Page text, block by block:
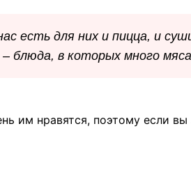
есть для них и пицца, и
блюда, в которых много
им нравятся, поэтому если вы